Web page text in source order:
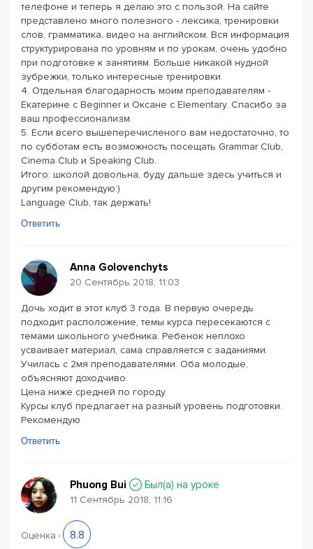
телефоне и теперь я делаю это с пользой. На сайте
представлено много полезного - лексика, тренировки
слов, грамматика, видео на английском. Вся информация
структурирована по уровням и по урокам, очень удобно
при подготовке к занятиям. Больше никакой нудной
зубрежки, только интересные тренировки.
4. Отдельная благодарность моим преподавателям -
Екатерине с Beginner и Оксане с Elementary. Спасибо за
ваш профессионализм.
5. Если всего вышеперечисленого вам недостаточно, то
по субботам есть возможность посещать Grammar Club,
Cinema Club и Speaking Club.
Итого: школой довольна, буду дальше здесь учиться и
другим рекомендую:)
Language Club, так держать!
Ответить
Anna Golovenchyts
20 Сентябрь 2018, 11:03
Дочь ходит в этот клуб 3 года. В первую очередь
подходит расположение, темы курса пересекаются с
темами школьного учебника. Ребенок неплохо
усваивает материал, сама справляется с заданиями.
Училась с 2мя преподавателями. Оба молодые,
объясняют доходчиво.
Цена ниже средней по городу.
Курсы клуб предлагает на разный уровень подготовки.
Рекомендую
Ответить
Phuong Bui Был(a) на уроке
11 Сентябрь 2018, 11:16
Оценка - 8.8